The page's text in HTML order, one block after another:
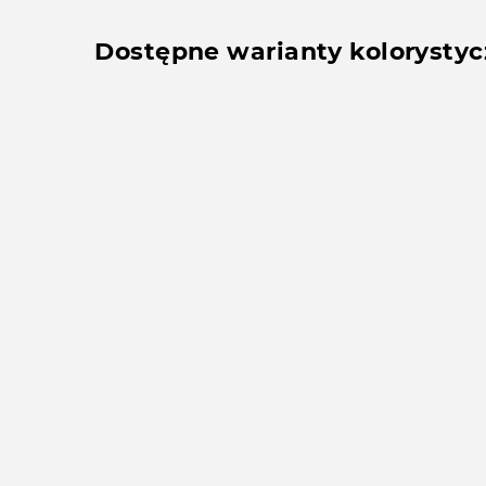
Dostępne warianty